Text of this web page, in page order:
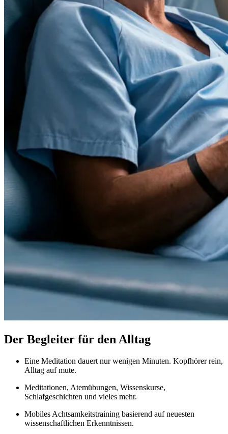
Der Begleiter für den Alltag
Eine Meditation dauert nur wenigen Minuten. Kopfhörer rein,
Alltag auf mute.
Meditationen, Atemübungen, Wissenskurse,
Schlafgeschichten und vieles mehr.
Mobiles Achtsamkeitstraining basierend auf neuesten
wissenschaftlichen Erkenntnissen.